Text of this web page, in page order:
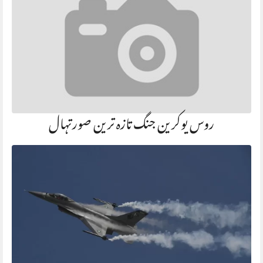
روس یوکرین جنگ تازہ ترین صورتہال